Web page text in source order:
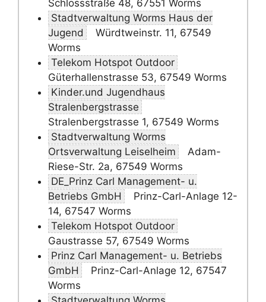
Schlossstraße 48, 67551 Worms
Stadtverwaltung Worms Haus der
Jugend
Würdtweinstr. 11, 67549
Worms
Telekom Hotspot Outdoor
Güterhallenstrasse 53, 67549 Worms
Kinder.und Jugendhaus
Stralenbergstrasse
Stralenbergstrasse 1, 67549 Worms
Stadtverwaltung Worms
Ortsverwaltung Leiselheim
Adam-
Riese-Str. 2a, 67549 Worms
DE_Prinz Carl Management- u.
Betriebs GmbH
Prinz-Carl-Anlage 12-
14, 67547 Worms
Telekom Hotspot Outdoor
Gaustrasse 57, 67549 Worms
Prinz Carl Management- u. Betriebs
GmbH
Prinz-Carl-Anlage 12, 67547
Worms